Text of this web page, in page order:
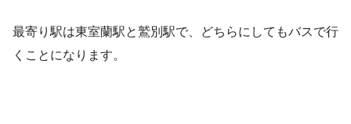
最寄り駅は東室蘭駅と鷲別駅で、どちらにしてもバスで行
くことになります。